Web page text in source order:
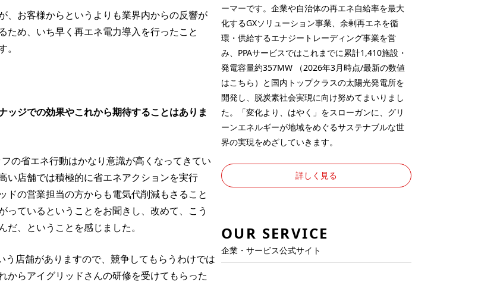
、お客様からというよりも業界内からの反響が
ため、いち早く再エネ電力導入を行ったこと
ジでの効果やこれから期待することはありま
の省エネ行動はかなり意識が高くなってきてい
い店舗では積極的に省エネアクションを実行
ドの営業担当の方からも電気代削減もさること
ているということをお聞きし、改めて、こう
、ということを感じました。
店舗がありますので、競争してもらうわけでは
からアイグリッドさんの研修を受けてもらった
ーマーです。企業や自治体の再エネ自給率を最大
化するGXソリューション事業、余剰再エネを循
環・供給するエナジートレーディング事業を営
み、PPAサービスではこれまでに累計1,410施設・
発電容量約357MW （2026年3月時点/最新の数値
はこちら ）と国内トップクラスの太陽光発電所を
開発し、脱炭素社会実現に向け努めてまいりまし
た。「変化より、はやく」をスローガンに、グリ
ーンエネルギーが地域をめぐるサステナブルな世
界の実現をめざしていきます。
詳しく見る
OUR SERVICE
企業・サービス公式サイト